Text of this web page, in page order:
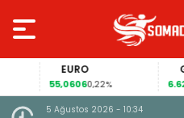
0,22%
GRAM
6.629,69
5 Ağustos 2026 - 10:34